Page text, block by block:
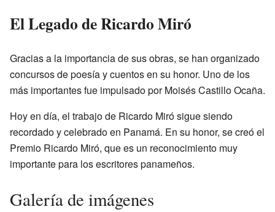
El Legado de Ricardo Miró
Gracias a la importancia de sus obras, se han organizado
concursos de poesía y cuentos en su honor. Uno de los
más importantes fue impulsado por Moisés Castillo Ocaña.
Hoy en día, el trabajo de Ricardo Miró sigue siendo
recordado y celebrado en Panamá. En su honor, se creó el
Premio Ricardo Miró, que es un reconocimiento muy
importante para los escritores panameños.
Galería de imágenes